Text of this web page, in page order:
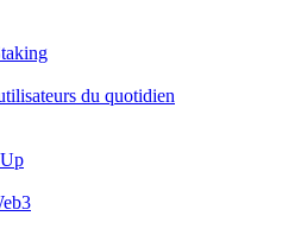
du quotidien